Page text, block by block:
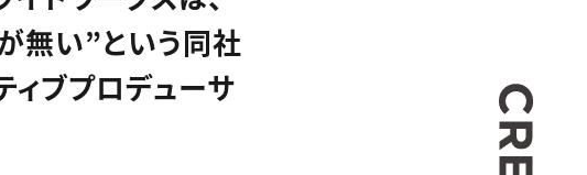
無い”という同社
ィブプロデューサ